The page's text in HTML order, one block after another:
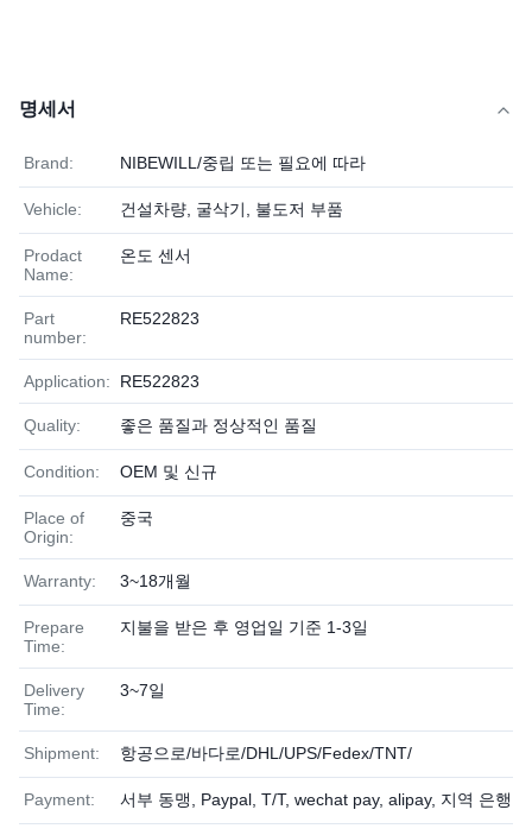
명세서
Brand: NIBEWILL/중립 또는 필요에 따라
Vehicle: 건설차량, 굴삭기, 불도저 부품
Prodact
Name:
온도 센서
Part
number:
RE522823
Application: RE522823
Quality: 좋은 품질과 정상적인 품질
Condition: OEM 및 신규
Place of
Origin:
중국
Warranty: 3~18개월
Prepare
Time:
지불을 받은 후 영업일 기준 1-3일
Delivery
Time:
3~7일
Shipment: 항공으로/바다로/DHL/UPS/Fedex/TNT/
Payment: 서부 동맹, Paypal, T/T, wechat pay, alipay, 지역 은행,